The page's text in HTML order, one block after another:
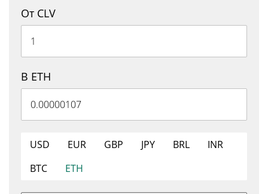
От CLV
В ETH
USD EUR GBP JPY BRL
INR
BTC
ETH